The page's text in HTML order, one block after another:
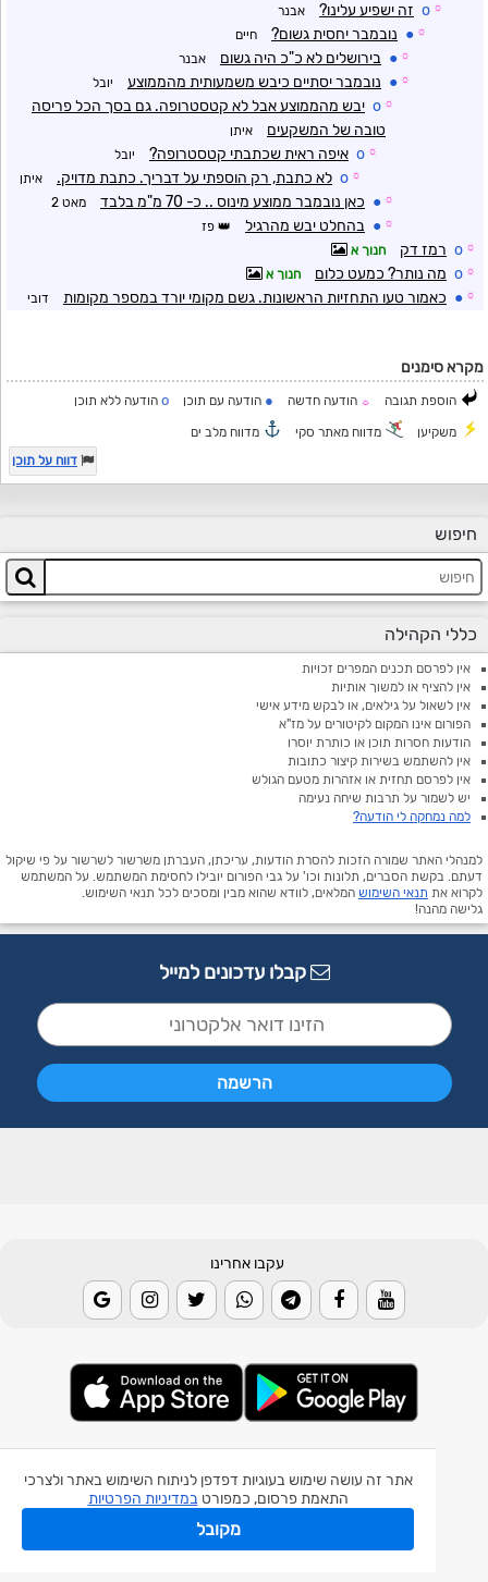
אתר זה עושה שימוש בעוגיות דפדפן לניתוח השימוש באתר ולצרכי
התאמת פרסום, כמפורטבמדיניות הפרטיות
מקובל
☼
o זה ישפיע עלינו? אבנר
☼
● נובמבר יחסית גשום? חיים
☼
● בירושלים לא כ"כ היה גשום אבנר
☼
● נובמבר יסתיים כיבש משמעותית מהממוצע יובל
☼
o יבש מהממוצע אבל לא קטסטרופה. גם בסך הכל פריסה
טובה של המשקעים
איתן
☼
o איפה ראית שכתבתי קטסטרופה? יובל
☼
o לא כתבת, רק הוספתי על דבריך. כתבת מדויק. איתן
☼
● כאן נובמבר ממוצע מינוס .. כ- 70 מ"מ בלבד מאט 2
☼
● בהחלט יבש מהרגיל פז
☼
o רמז דק חנוך א
☼
o מה נותר? כמעט כלום חנוך א
☼
● כאמור טעו התחזיות הראשונות. גשם מקומי יורד במספר מקומות דובי
מקרא סימנים
הוספת תגובה ☼ הודעה חדשה ● הודעה עם תוכן o הודעה ללא תוכן
משקיען מדווח מאתר סקי
מדווח מלב ים
דווח על תוכן
חיפוש
כללי הקהילה
אין לפרסם תכנים המפרים זכויות
אין להציף או למשוך אותיות
אין לשאול על גילאים, או לבקש מידע אישי
הפורום אינו המקום לקיטורים על מז"א
הודעות חסרות תוכן או כותרת יוסרו
אין להשתמש בשירות קיצור כתובות
אין לפרסם תחזית או אזהרות מטעם הגולש
יש לשמור על תרבות שיחה נעימה
למה נמחקה לי הודעה?
למנהלי האתר שמורה הזכות להסרת הודעות, עריכתן, העברתן משרשור לשרשור על פי שיקול
דעתם. בקשת הסברים, תלונות וכו' על גבי הפורום יובילו לחסימת המשתמש. על המשתמש
לקרוא את תנאי השימוש המלאים, לוודא שהוא מבין ומסכים לכל תנאי השימוש.
גלישה מהנה!
קבלו עדכונים למייל
עקבו אחרינו
אפליקצית מזג אוויר
אפליקצית רעידת אדמה
אפליקצית מכ"ם גשם